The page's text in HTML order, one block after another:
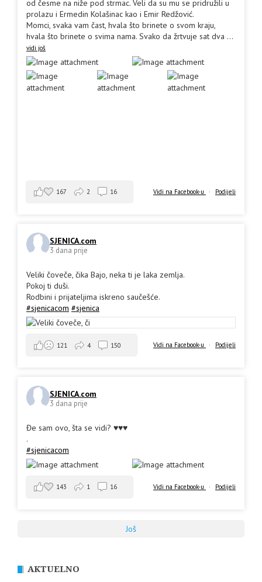
od česme na niže pod strmac. Veli da su mu se pridružili u
prolazu i Ermedin Kolašinac kao i Emir Redžović.
Momci, svaka vam čast, hvala što brinete o svom kraju,
hvala što brinete o svima nama. Svako da žrtvuje sat dva ...
vidi još
Vidi na Facebook-u · Podijeli
167 2 16
SJENICA.com
3 dana prije
Veliki čoveče, čika Bajo, neka ti je laka zemlja.
Pokoj ti duši.
Rodbini i prijateljima iskreno saučešće.
#sjenicacom #sjenica
Vidi na Facebook-u · Podijeli
121 4 150
SJENICA.com
3 dana prije
Đe sam ovo, šta se vidi? ♥️♥️♥️
.
#sjenicacom
Vidi na Facebook-u · Podijeli
143 1 16
Još
AKTUELNO